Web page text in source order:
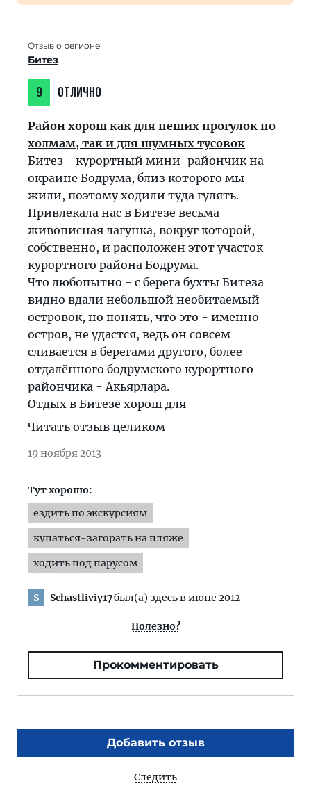
Отзыв о регионе
Битез
9 ОТЛИЧНО
Район хорош как для пеших прогулок по
холмам, так и для шумных тусовок
Битез - курортный мини-райончик на
окраине Бодрума, близ которого мы
жили, поэтому ходили туда гулять.
Привлекала нас в Битезе весьма
живописная лагунка, вокруг которой,
собственно, и расположен этот участок
курортного района Бодрума.
Что любопытно - с берега бухты Битеза
видно вдали небольшой необитаемый
островок, но понять, что это - именно
остров, не удастся, ведь он совсем
сливается в берегами другого, более
отдалённого бодрумского курортного
райончика - Акьярлара.
Отдых в Битезе хорош для
Читать отзыв целиком
19 ноября 2013
Тут хорошо:
ездить по экскурсиям
купаться-загорать на пляже
ходить под парусом
S Schastliviy17был(а) здесь в июне 2012
Полезно?
Прокомментировать
Добавить отзыв
Следить